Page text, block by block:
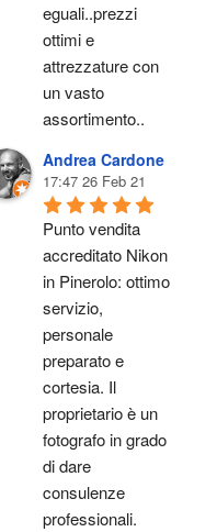
eguali..prezzi
ottimi e
attrezzature con
un vasto
assortimento..
Andrea Cardone
17:47 26 Feb 21
Punto vendita
accreditato Nikon
in Pinerolo: ottimo
servizio,
personale
preparato e
cortesia. Il
proprietario è un
fotografo in grado
di dare
consulenze
professionali.